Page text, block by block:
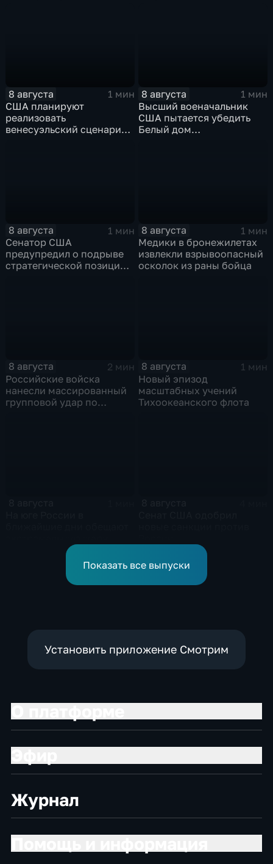
8 августа
1 мин
США планируют
реализовать
венесуэльский сценарий
8 августа
1 мин
Высший военачальник
США пытается убедить
Белый дом
8 августа
1 мин
Сенатор США
предупредил о подрыве
стратегической позиции
8 августа
1 мин
Медики в бронежилетах
извлекли взрывоопасный
осколок из раны бойца
8 августа
2 мин
Российские войска
нанесли массированный
групповой удар по
8 августа
1 мин
Новый эпизод
масштабных учений
Тихоокеанского флота
Показать все выпуски
Установить приложение Смотрим
Журнал